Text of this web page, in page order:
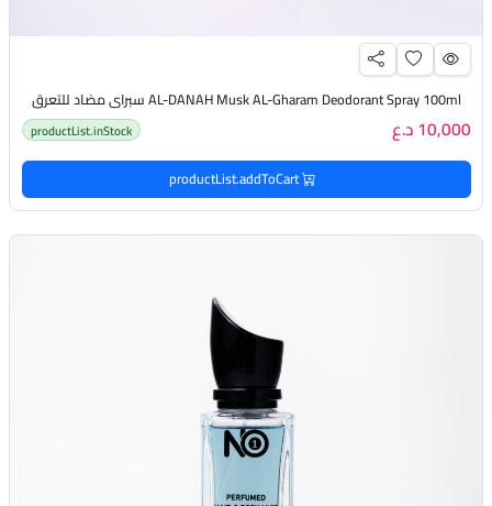
AL-DANAH Musk AL-Gharam Deodorant Spray 100ml سبراي مضاد للتعرق
10,000 د.ع productList.inStock
productList.addToCart